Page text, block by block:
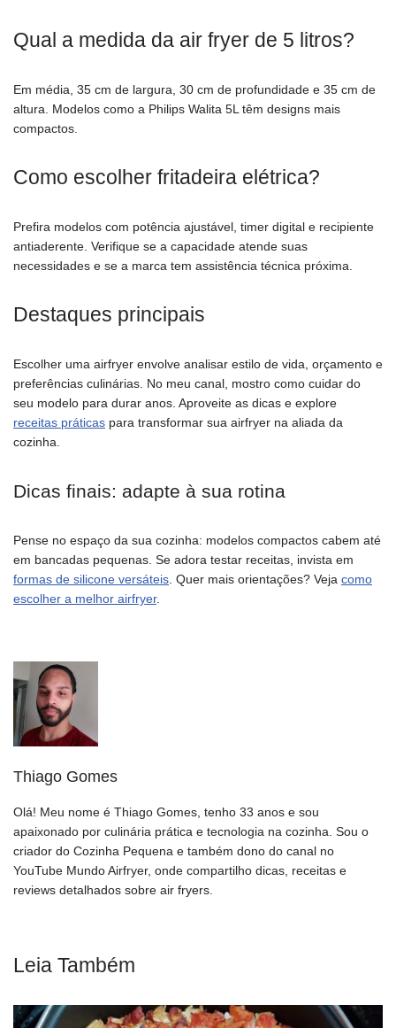
Qual a medida da air fryer de 5 litros?
Em média, 35 cm de largura, 30 cm de profundidade e 35 cm de
altura. Modelos como a Philips Walita 5L têm designs mais
compactos.
Como escolher fritadeira elétrica?
Prefira modelos com potência ajustável, timer digital e recipiente
antiaderente. Verifique se a capacidade atende suas
necessidades e se a marca tem assistência técnica próxima.
Destaques principais
Escolher uma airfryer envolve analisar estilo de vida, orçamento e
preferências culinárias. No meu canal, mostro como cuidar do
seu modelo para durar anos. Aproveite as dicas e explore
receitas práticas para transformar sua airfryer na aliada da
cozinha.
Dicas finais: adapte à sua rotina
Pense no espaço da sua cozinha: modelos compactos cabem até
em bancadas pequenas. Se adora testar receitas, invista em
formas de silicone versáteis. Quer mais orientações? Veja como
escolher a melhor airfryer.
Thiago Gomes
Olá! Meu nome é Thiago Gomes, tenho 33 anos e sou
apaixonado por culinária prática e tecnologia na cozinha. Sou o
criador do Cozinha Pequena e também dono do canal no
YouTube Mundo Airfryer, onde compartilho dicas, receitas e
reviews detalhados sobre air fryers.
Leia Também